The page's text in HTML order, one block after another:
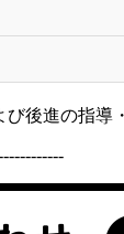
後進の指導